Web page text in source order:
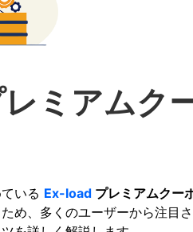
ミアムク
いる Ex-load プレミアムクー
め、多くのユーザーから注目